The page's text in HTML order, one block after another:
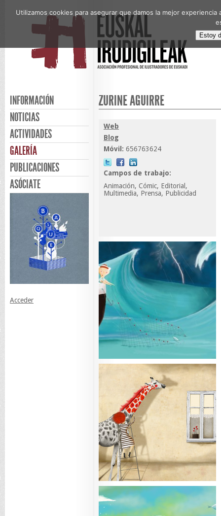
INFORMACIÓN
NOTICIAS
ACTIVIDADES
GALERÍA
PUBLICACIONES
ASÓCIATE
Acceder
ZURIÑE AGUIRRE
Web
Blog
Móvil: 656763624
Campos de trabajo:
Animación, Cómic, Editorial,
Multimedia, Prensa, Publicidad
Utilizamos cookies para asegurar que damos la mejor
Estoy